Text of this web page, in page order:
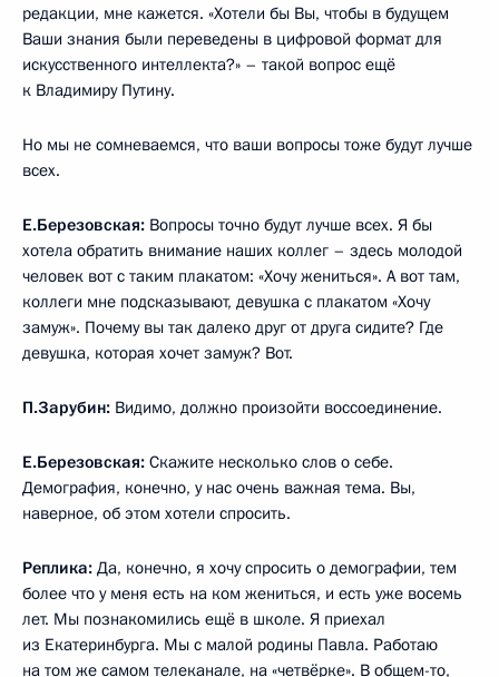
редакции, мне кажется. «Хотели бы Вы, чтобы в будущем
Ваши знания были переведены в цифровой формат для
искусственного интеллекта?» – такой вопрос ещё
к Владимиру Путину.
Но мы не сомневаемся, что ваши вопросы тоже будут лучше
всех.
Е.Березовская: Вопросы точно будут лучше всех. Я бы
хотела обратить внимание наших коллег – здесь молодой
человек вот с таким плакатом: «Хочу жениться». А вот там,
коллеги мне подсказывают, девушка с плакатом «Хочу
замуж». Почему вы так далеко друг от друга сидите? Где
девушка, которая хочет замуж? Вот.
П.Зарубин: Видимо, должно произойти воссоединение.
Е.Березовская: Скажите несколько слов о себе.
Демография, конечно, у нас очень важная тема. Вы,
наверное, об этом хотели спросить.
Реплика: Да, конечно, я хочу спросить о демографии, тем
более что у меня есть на ком жениться, и есть уже восемь
лет. Мы познакомились ещё в школе. Я приехал
из Екатеринбурга. Мы с малой родины Павла. Работаю
на том же самом телеканале, на «четвёрке». В общем-то,